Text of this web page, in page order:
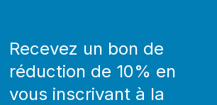
Recevez un bon de
réduction de 10% en
vous inscrivant à la